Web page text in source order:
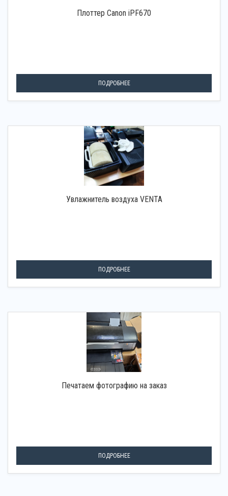
Плоттер Canon iPF670
ПОДРОБНЕЕ
Увлажнитель воздуха VENTA
ПОДРОБНЕЕ
Печатаем фотографию на заказ
ПОДРОБНЕЕ